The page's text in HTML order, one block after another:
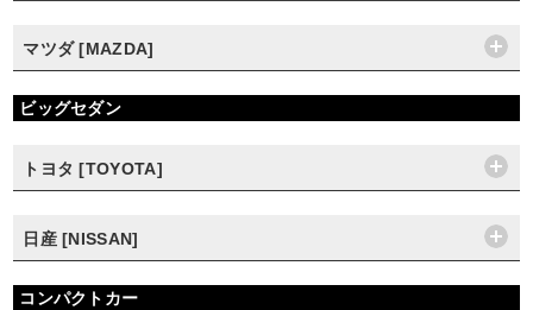
マツダ [MAZDA]
ビッグセダン
トヨタ [TOYOTA]
日産 [NISSAN]
コンパクトカー